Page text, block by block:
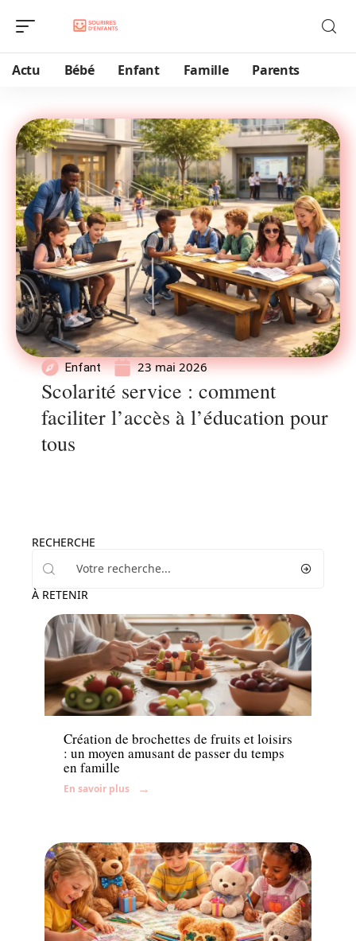
Actu Bébé Enfant Famille Parents
Enfant 23 mai 2026
Scolarité service : comment
faciliter l’accès à l’éducation pour
tous
RECHERCHE
À RETENIR
Famille
Création de brochettes de fruits et loisirs
: un moyen amusant de passer du temps
en famille
En savoir plus
Enfant